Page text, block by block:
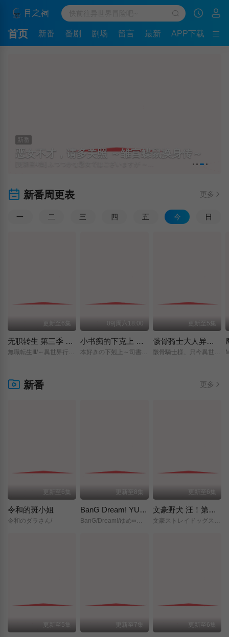
首页 新番 番剧 剧场 留言 最新 APP下载
新番
恶女不才，请多关照 ～雏宫蝶鼠换身传～
新番周更表 更多
一 二 三 四 五 今 日
更新至6集
无职转生 第三季 ～到了异世界就拿出真本事～
無職転生Ⅲ/～異世界行ったら本気だす～/
09|周六18:00
小书痴的下克上 〜为了成为图书管理员而不择手段〜 领主的养女
本好きの下剋上～司書になるためには手段を選んでいられません～/領主の養女/
更新至5集
骸骨骑士大人异世界冒险中 第二季
骸骨騎士様、只今異世界へお出掛け中Ⅱ/
新番 更多
更新至6集
令和的斑小姐
令和のダラさん/
更新至8集
BanG Dream! YUME∞MITA
更新至6集
文豪野犬 汪！第二季
更新至5集 更新至7集 更新至6集